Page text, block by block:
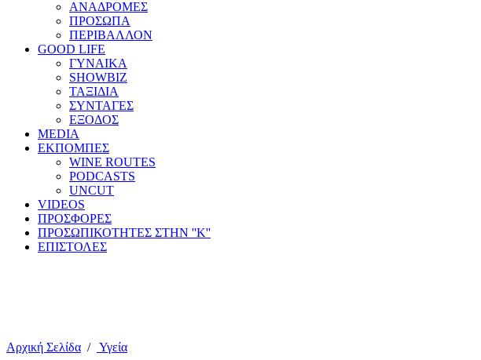
ΑΝΑΔΡΟΜΕΣ
ΠΡΟΣΩΠΑ
ΠΕΡΙΒΑΛΛΟΝ
GOOD LIFE
ΓΥΝΑΙΚΑ
SHOWBIZ
ΤΑΞΙΔΙΑ
ΣΥΝΤΑΓΕΣ
ΕΞΟΔΟΣ
MEDIA
ΕΚΠΟΜΠΕΣ
WINE ROUTES
PODCASTS
UNCUT
VIDEOS
ΠΡΟΣΦΟΡΕΣ
ΠΡΟΣΩΠΙΚΟΤΗΤΕΣ ΣΤΗΝ ''Κ''
ΕΠΙΣΤΟΛΕΣ
Αρχική Σελίδα / Υγεία